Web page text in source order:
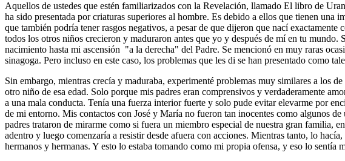
Aquellos de ustedes que estén familiarizados con la Revelación, llamado El libro de
ha sido presentada por criaturas superiores al hombre. Es debido a ellos que tienen
que también podría tener rasgos negativos, a pesar de que dijeron que nací
todos los otros niños crecieron y maduraron antes que yo y después de mí en tu
nacimiento hasta mi ascensión "a la derecha" del Padre. Se mencionó en muy raras
sinagoga. Pero incluso en este caso, los problemas que les di se han presentado como
Sin embargo, mientras crecía y maduraba, experimenté problemas muy similares a los
otro niño de esa edad. Solo porque mis padres eran comprensivos y verdaderamente
a una mala conducta. Tenía una fuerza interior fuerte y solo pude evitar elevarme por
de mi entorno. Mis contactos con José y María no fueron tan inocentes como algunos
padres trataron de mirarme como si fuera un miembro especial de nuestra gran familia,
adentro y luego comenzaría a resistir desde afuera con acciones. Mientras tanto, lo
hermanos y hermanas. Y esto lo estaba tomando como mi propia ofensa, y eso lo sentía